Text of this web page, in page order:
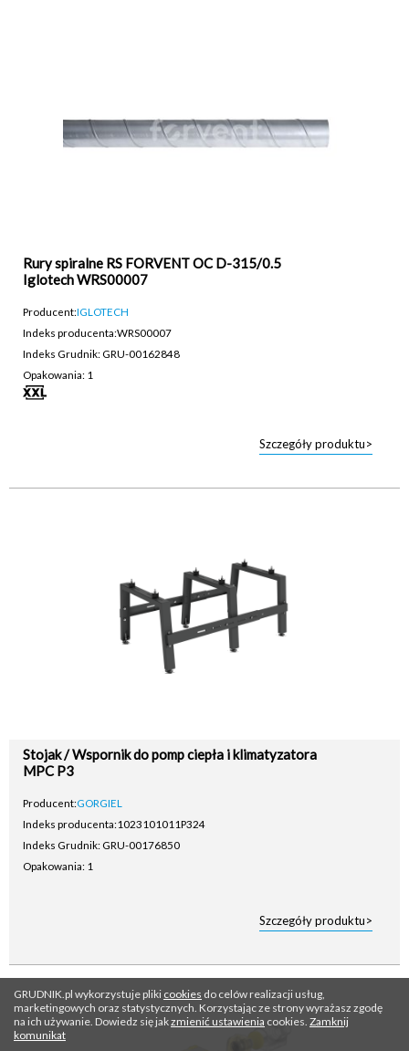
Rury spiralne RS FORVENT OC D-315/0.5
Iglotech WRS00007
Producent:IGLOTECH
Indeks producenta:WRS00007
Indeks Grudnik: GRU-00162848
Opakowania: 1
Szczegóły produktu>
Stojak / Wspornik do pomp ciepła i klimatyzatora
MPC P3
Producent:GORGIEL
Indeks producenta:1023101011P324
Indeks Grudnik: GRU-00176850
Opakowania: 1
Szczegóły produktu>
GRUDNIK.pl wykorzystuje pliki cookies do celów realizacji usług,
marketingowych oraz statystycznych. Korzystając ze strony wyrażasz zgodę
na ich używanie. Dowiedz się jakzmienić ustawienia cookies. Zamknij
komunikat